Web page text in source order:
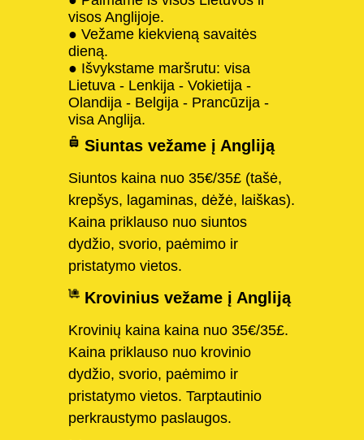
visos Anglijoje.
● Vežame kiekvieną savaitės
dieną.
● Išvykstame maršrutu: visa
Lietuva - Lenkija - Vokietija -
Olandija - Belgija - Prancūzija -
visa Anglija.
Siuntas vežame į Angliją
Siuntos kaina nuo 35€/35£ (tašė,
krepšys, lagaminas, dėžė, laiškas).
Kaina priklauso nuo siuntos
dydžio, svorio, paėmimo ir
pristatymo vietos.
Krovinius vežame į Angliją
Krovinių kaina kaina nuo 35€/35£.
Kaina priklauso nuo krovinio
dydžio, svorio, paėmimo ir
pristatymo vietos. Tarptautinio
perkraustymo paslaugos.